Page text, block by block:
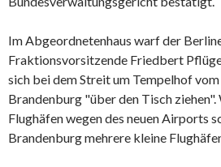
Im Abgeordnetenhaus warf der
Fraktionsvorsitzende Friedbert
sich bei dem Streit um Tempelhof
Brandenburg "über den Tisch ziehen".
Flughäfen wegen des neuen Airports
Brandenburg mehrere kleine